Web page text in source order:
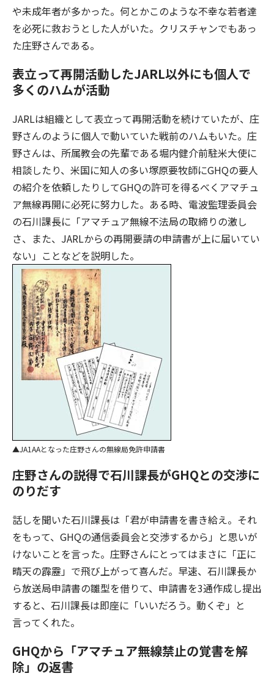
や未成年者が多かった。何とかこのような不幸な若者達
を必死に救おうとした人がいた。クリスチャンでもあっ
た庄野さんである。
表立って再開活動したJARL以外にも個人で
多くのハムが活動
JARLは組織として表立って再開活動を続けていたが、庄
野さんのように個人で動いていた戦前のハムもいた。庄
野さんは、所属教会の先輩である堀内健介前駐米大使に
相談したり、米国に知人の多い塚原要牧師にGHQの要人
の紹介を依頼したりしてGHQの許可を得るべくアマチュ
ア無線再開に必死に努力した。ある時、電波監理委員会
の石川課長に「アマチュア無線不法局の取締りの激し
さ、また、JARLからの再開要請の申請書が上に届いてい
ない」ことなどを説明した。
JA1AAとなった庄野さんの無線局免許申請書
庄野さんの説得で石川課長がGHQとの交渉に
のりだす
話しを聞いた石川課長は「君が申請書を書き給え。それ
をもって、GHQの通信委員会と交渉するから」と思いが
けないことを言った。庄野さんにとってはまさに「正に
晴天の霹靂」で飛び上がって喜んだ。早速、石川課長か
ら放送局申請書の雛型を借りて、申請書を3通作成し提出
すると、石川課長は即座に「いいだろう。動くぞ」と
言ってくれた。
GHQから「アマチュア無線禁止の覚書を解
除」の返書